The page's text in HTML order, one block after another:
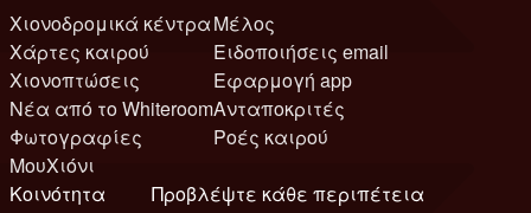
Χιονοδρομικά κέντρα
Χάρτες καιρού
Χιονοπτώσεις
Νέα από το Whiteroom
Φωτογραφίες
ΜουΧιόνι
Μέλος
Ειδοποιήσεις email
Εφαρμογή app
Ανταποκριτές
Ροές καιρού
Κοινότητα
Προβλέψτε κάθε περιπέτεια